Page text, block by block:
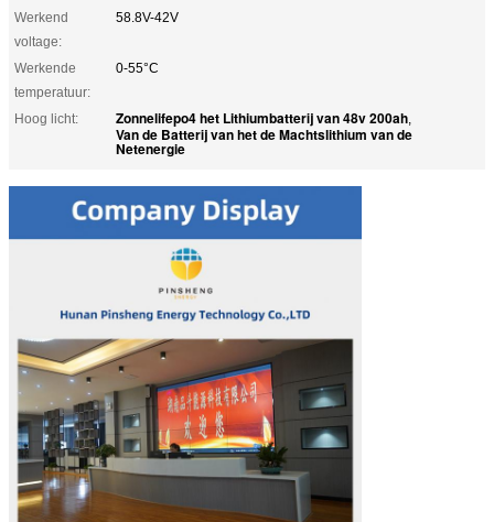
Werkend
voltage:
58.8V-42V
Werkende
temperatuur:
0-55°C
Hoog licht: Zonnelifepo4 het Lithiumbatterij van 48v 200ah,
Van de Batterij van het de Machtslithium van de
Netenergie